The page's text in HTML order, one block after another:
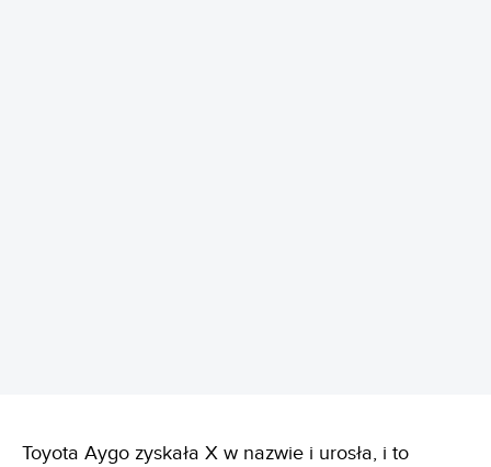
Toyota Aygo zyskała X w nazwie i urosła, i to